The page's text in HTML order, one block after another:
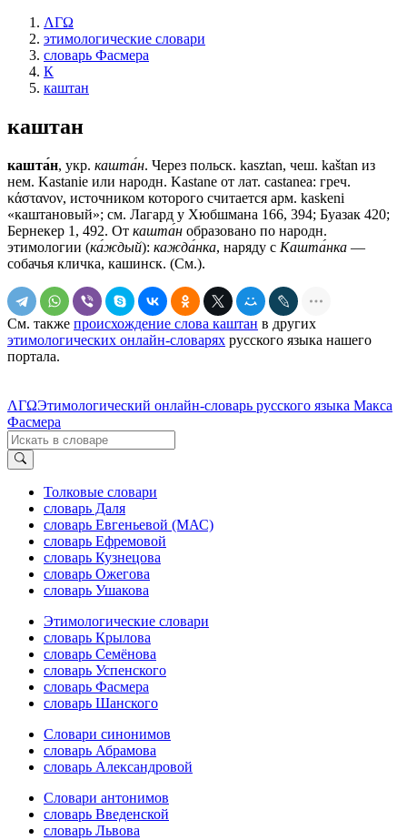
ΛΓΩ
этимологические словари
словарь Фасмера
К
каштан
каштан
кашта́н, укр. кашта́н. Через польск. kasztan, чеш. kаštаn из
нем. Kastanie или народн. Kastane от лат. саstаnеа: греч.
κάστανον, источником которого считается арм. kaskeni
«каштановый»; см. Лагард у Хюбшмана 166, 394; Буазак 420;
Бернекер 1, 492. От кашта́н образовано по народн.
этимологии (ка́ждый): кажда́нка, наряду с Кашта́нка —
собачья кличка, кашинск. (См.).
См. также происхождение слова каштан в других
этимологических онлайн-словарях русского языка нашего
портала.
ΛΓΩЭтимологический онлайн-словарь русского языка Макса
Фасмера
Толковые словари
словарь Даля
словарь Евгеньевой (МАС)
словарь Ефремовой
словарь Кузнецова
словарь Ожегова
словарь Ушакова
Этимологические словари
словарь Крылова
словарь Семёнова
словарь Успенского
словарь Фасмера
словарь Шанского
Словари синонимов
словарь Абрамова
словарь Александровой
Словари антонимов
словарь Введенской
словарь Львова